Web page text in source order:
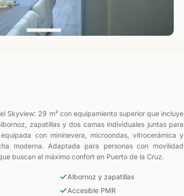
Skyview: 29 m² con equipamiento superior que incluye
zapatillas y dos camas individuales juntas para
con mininevera, microondas, vitrocerámica y
moderna. Adaptada para personas con movilidad
buscan el máximo confort en Puerto de la Cruz.
Albornoz y zapatillas
Accesible PMR